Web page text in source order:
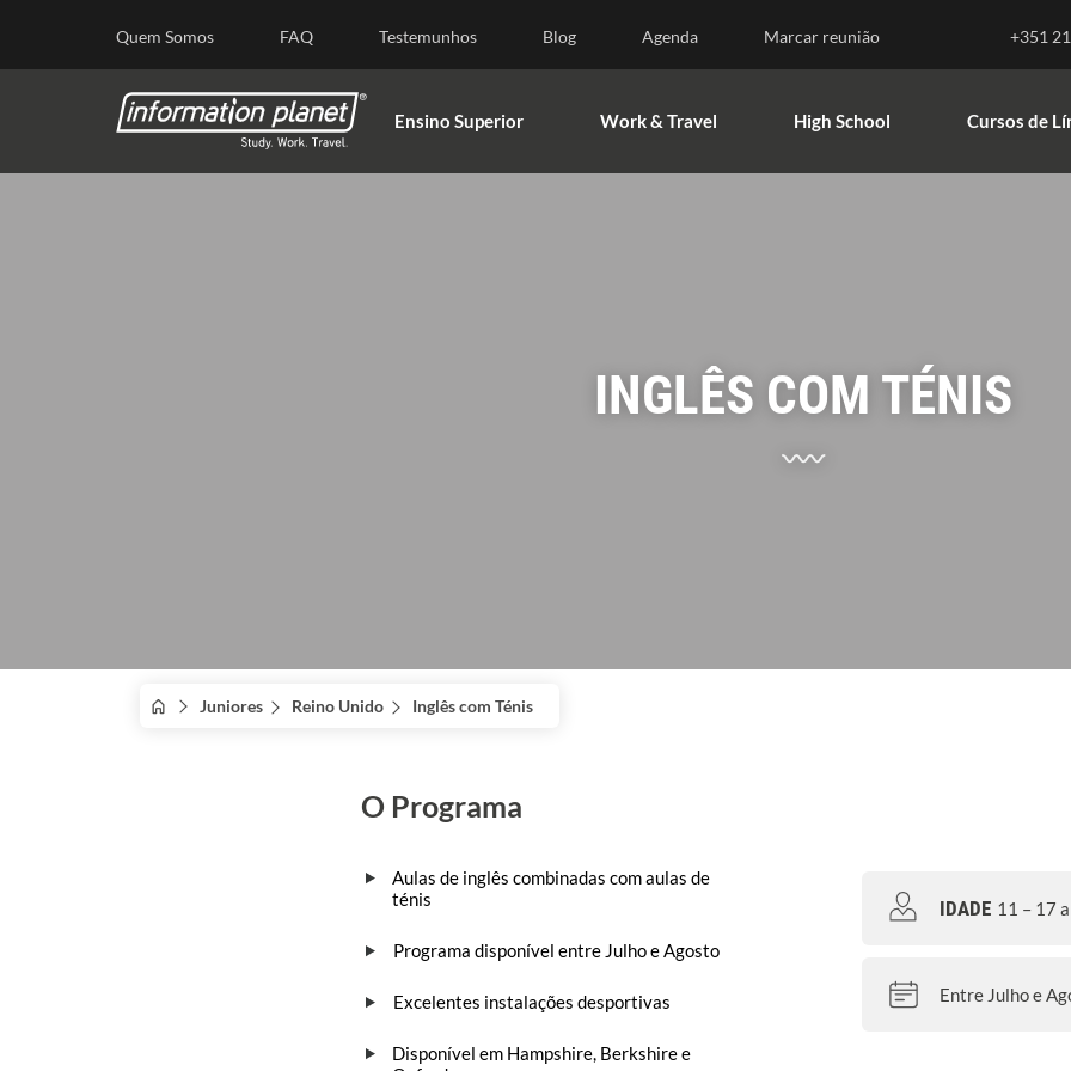
Quem Somos FAQ Testemunhos Blog Agenda Marcar reunião +351
Ensino Superior Work & Travel High School Cursos de
INGLÊS COM TÉNIS
Juniores Reino Unido Inglês com Ténis
O Programa
Aulas de inglês combinadas com aulas de
ténis
Programa disponível entre Julho e Agosto
Excelentes instalações desportivas
Disponível em Hampshire, Berkshire e
IDADE 11 – 17
Entre Julho e
Ensino Superior Work & Travel